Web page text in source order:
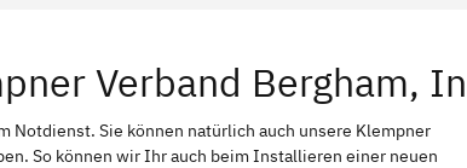
Verband Bergham,
Notdienst. Sie können natürlich auch unsere Klempner
So können wir Ihr auch beim Installieren einer neuen